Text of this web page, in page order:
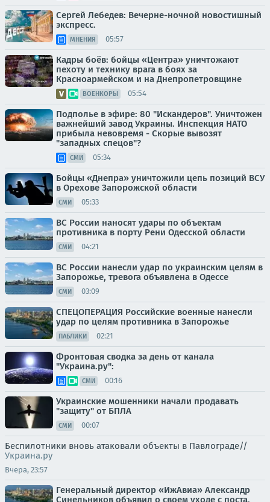
Сергей Лебедев: Вечерне-ночной новостишный
экспресс.
МНЕНИЯ 05:57
Кадры боёв: бойцы «Центра» уничтожают
пехоту и технику врага в боях за
Красноармейском и на Днепропетровщине
ВОЕНКОРЫ 05:54
Подполье в эфире: 80 "Искандеров". Уничтожен
важнейший завод Украины. Инспекция НАТО
прибыла невовремя - Скорые вывозят
"западных спецов"?
СМИ 05:34
Бойцы «Днепра» уничтожили цепь позиций ВСУ
в Орехове Запорожской области
СМИ 05:33
ВС России наносят удары по объектам
противника в порту Рени Одесской области
СМИ 04:21
ВС России нанесли удар по украинским целям в
Запорожье, тревога объявлена в Одессе
СМИ 03:09
СПЕЦОПЕРАЦИЯ Российские военные нанесли
удар по целям противника в Запорожье
ПАБЛИКИ 02:21
Фронтовая сводка за день от канала
"Украина.ру":
СМИ 00:16
Украинские мошенники начали продавать
"защиту" от БПЛА
СМИ 00:07
Беспилотники вновь атаковали объекты в Павлограде//
Украина.ру
Вчера, 23:57
Генеральный директор «ИжАвиа» Александр
Синельников объявил о своем уходе с поста,